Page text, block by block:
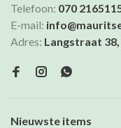
Telefoon: 070
E-mail:
Adres: Langstraat
Nieuwste items